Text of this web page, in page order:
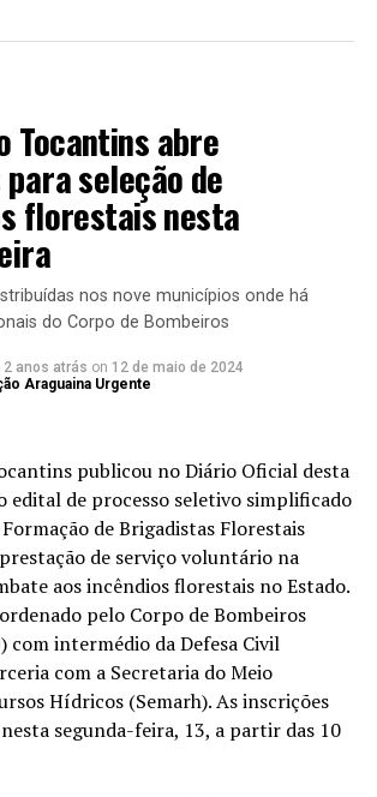
Tocantins abre
seleção de
florestais nesta
nos nove municípios onde há
do Corpo de Bombeiros
2 anos atrás on 12 de maio de 2024
Araguaina Urgente
publicou no Diário Oficial desta
edital de processo seletivo simplificado
de Brigadistas Florestais
de serviço voluntário na
aos incêndios florestais no Estado.
pelo Corpo de Bombeiros
com intermédio da Defesa Civil
com a Secretaria do Meio
Hídricos (Semarh). As inscrições
segunda-feira, 13, a partir das 10